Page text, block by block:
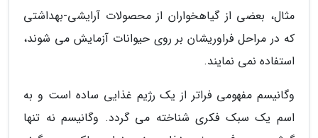
مثال، بعضی از گیاهخواران از محصولات آرایشی-بهداشتی
که در مراحل فراوریشان بر روی حیوانات آزمایش می شوند،
استفاده نمی نمایند.
وگانیسم مفهومی فراتر از یک رژیم غذایی ساده است و به
اسم یک سبک فکری شناخته می گردد. وگانیسم نه تنها